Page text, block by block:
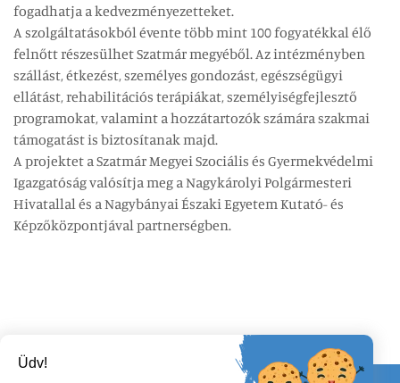
fogadhatja a kedvezményezetteket.
A szolgáltatásokból évente több mint 100 fogyatékkal élő
felnőtt részesülhet Szatmár megyéből. Az intézményben
szállást, étkezést, személyes gondozást, egészségügyi
ellátást, rehabilitációs terápiákat, személyiségfejlesztő
programokat, valamint a hozzátartozók számára szakmai
támogatást is biztosítanak majd.
A projektet a Szatmár Megyei Szociális és Gyermekvédelmi
Igazgatóság valósítja meg a Nagykárolyi Polgármesteri
Hivatallal és a Nagybányai Északi Egyetem Kutató- és
Képzőközpontjával partnerségben.
Üdv!